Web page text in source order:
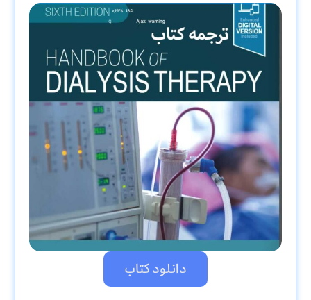
دانلود کتاب